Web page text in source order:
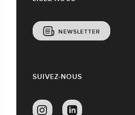
NEWSLETTER
SUIVEZ-NOUS